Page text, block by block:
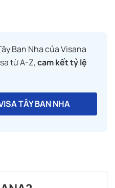
Ban Nha của Visana
từ A-Z,cam kết tỷ lệ
TÂY BAN NHA